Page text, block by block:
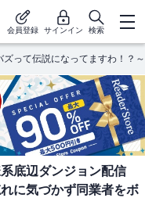
会員登録 サインイン 検索
って伝説になってますわ！？～
系底辺ダンジョン配信
に気づかず同業者をボ